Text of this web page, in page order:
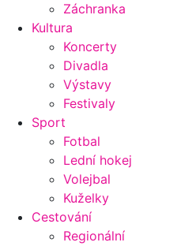
Záchranka
Kultura
Koncerty
Divadla
Výstavy
Festivaly
Sport
Fotbal
Lední hokej
Volejbal
Kuželky
Cestování
Regionální